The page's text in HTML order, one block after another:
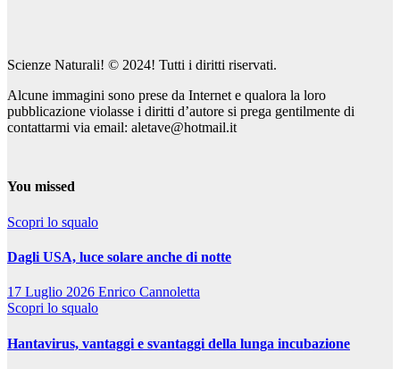
Scienze Naturali! © 2024! Tutti i diritti riservati.
Alcune immagini sono prese da Internet e qualora la loro
pubblicazione violasse i diritti d’autore si prega gentilmente di
contattarmi via email: aletave@hotmail.it
You missed
Scopri lo squalo
Dagli USA, luce solare anche di notte
17 Luglio 2026 Enrico Cannoletta
Scopri lo squalo
Hantavirus, vantaggi e svantaggi della lunga incubazione